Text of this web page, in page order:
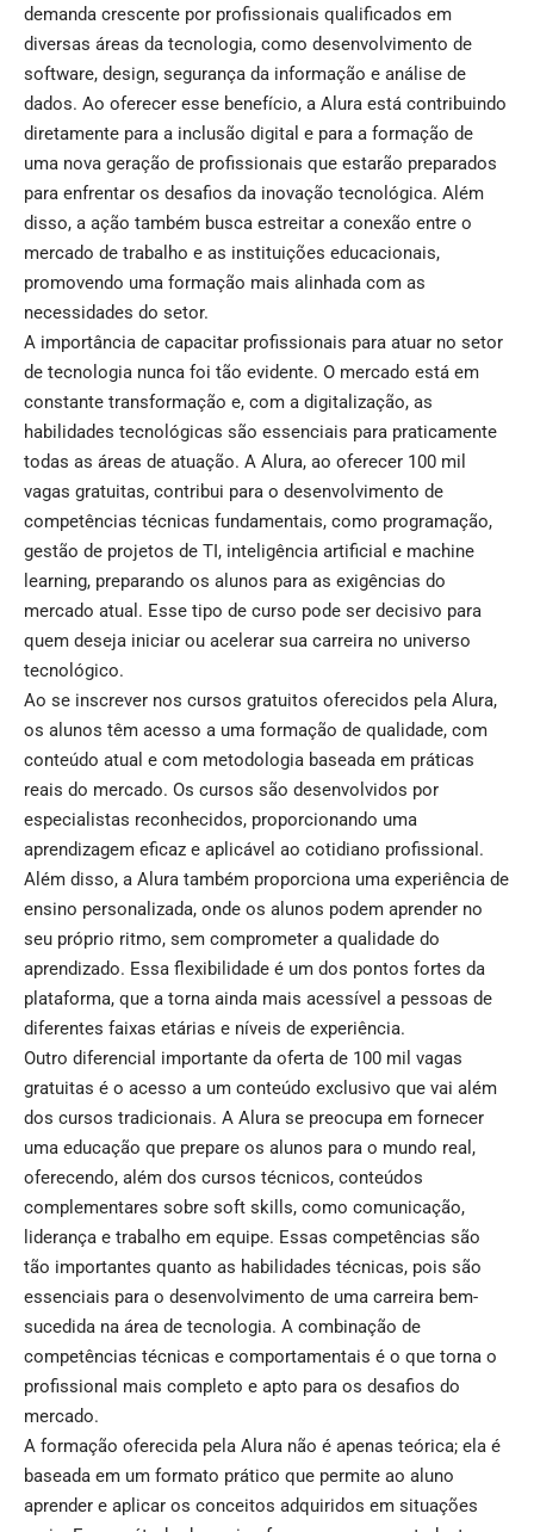
demanda crescente por profissionais qualificados em
diversas áreas da tecnologia, como desenvolvimento de
software, design, segurança da informação e análise de
dados. Ao oferecer esse benefício, a Alura está contribuindo
diretamente para a inclusão digital e para a formação de
uma nova geração de profissionais que estarão preparados
para enfrentar os desafios da inovação tecnológica. Além
disso, a ação também busca estreitar a conexão entre o
mercado de trabalho e as instituições educacionais,
promovendo uma formação mais alinhada com as
necessidades do setor.
A importância de capacitar profissionais para atuar no setor
de tecnologia nunca foi tão evidente. O mercado está em
constante transformação e, com a digitalização, as
habilidades tecnológicas são essenciais para praticamente
todas as áreas de atuação. A Alura, ao oferecer 100 mil
vagas gratuitas, contribui para o desenvolvimento de
competências técnicas fundamentais, como programação,
gestão de projetos de TI, inteligência artificial e machine
learning, preparando os alunos para as exigências do
mercado atual. Esse tipo de curso pode ser decisivo para
quem deseja iniciar ou acelerar sua carreira no universo
tecnológico.
Ao se inscrever nos cursos gratuitos oferecidos pela Alura,
os alunos têm acesso a uma formação de qualidade, com
conteúdo atual e com metodologia baseada em práticas
reais do mercado. Os cursos são desenvolvidos por
especialistas reconhecidos, proporcionando uma
aprendizagem eficaz e aplicável ao cotidiano profissional.
Além disso, a Alura também proporciona uma experiência de
ensino personalizada, onde os alunos podem aprender no
seu próprio ritmo, sem comprometer a qualidade do
aprendizado. Essa flexibilidade é um dos pontos fortes da
plataforma, que a torna ainda mais acessível a pessoas de
diferentes faixas etárias e níveis de experiência.
Outro diferencial importante da oferta de 100 mil vagas
gratuitas é o acesso a um conteúdo exclusivo que vai além
dos cursos tradicionais. A Alura se preocupa em fornecer
uma educação que prepare os alunos para o mundo real,
oferecendo, além dos cursos técnicos, conteúdos
complementares sobre soft skills, como comunicação,
liderança e trabalho em equipe. Essas competências são
tão importantes quanto as habilidades técnicas, pois são
essenciais para o desenvolvimento de uma carreira bem-
sucedida na área de tecnologia. A combinação de
competências técnicas e comportamentais é o que torna o
profissional mais completo e apto para os desafios do
mercado.
A formação oferecida pela Alura não é apenas teórica; ela é
baseada em um formato prático que permite ao aluno
aprender e aplicar os conceitos adquiridos em situações